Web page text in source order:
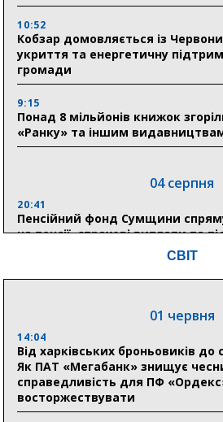
10:52
Кобзар домовляється із
укриття та енергетичну
громади
9:15
Понад 8 мільйонів книжок
«Ранку» та іншим
04 серпня
20:41
Пенсійний фонд Сумщини
на пенсії, страхові виплати та
Романько розширює програму
прифронтової Сумщини: перша
в Австрії
18:30
Ніколаєнко: у Сумах погодили
СВІТ
01 червня
14:04
Від харківських броньовиків до
Як ПАТ «Мегабанк» знищує
справедливість для ПФ
восторжествувати